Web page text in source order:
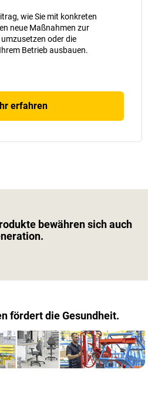
wie Sie mit konkreten
neue Maßnahmen zur
oder die
Betrieb ausbauen.
erfahren
bewähren sich auch
fördert die Gesundheit.